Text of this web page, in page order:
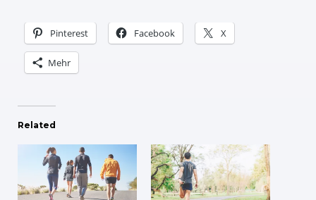
Pinterest Facebook X
Mehr
Related